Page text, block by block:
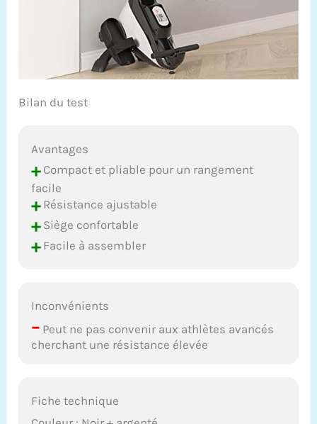
Bilan du test
Avantages
+Compact et pliable pour un rangement
facile
+Résistance ajustable
+Siège confortable
+Facile à assembler
Inconvénients
– Peut ne pas convenir aux athlètes avancés
cherchant une résistance élevée
Fiche technique